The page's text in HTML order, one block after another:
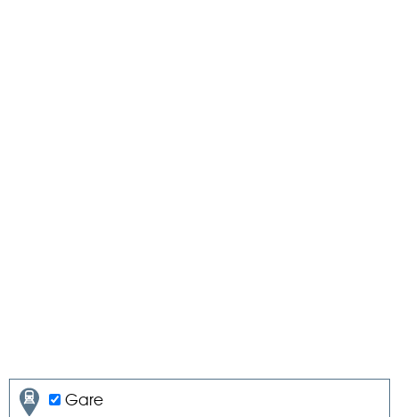
Gare